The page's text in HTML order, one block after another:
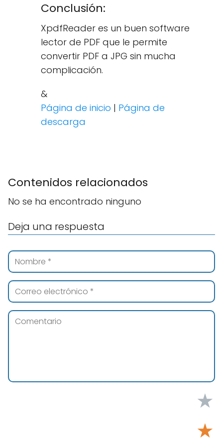
Conclusión:
XpdfReader es un buen software
lector de PDF que le permite
convertir PDF a JPG sin mucha
complicación.
&
Página de inicio | Página de
descarga
Contenidos relacionados
No se ha encontrado ninguno
Deja una respuesta
★
★